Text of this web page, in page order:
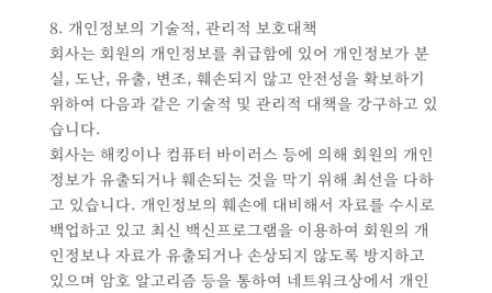
8. 개인정보의 기술적, 관리적 보호대책
회사는 회원의 개인정보를 취급함에 있어 개인정보가 분
실, 도난, 유출, 변조, 훼손되지 않고 안전성을 확보하기
위하여 다음과 같은 기술적 및 관리적 대책을 강구하고 있
습니다.
회사는 해킹이나 컴퓨터 바이러스 등에 의해 회원의 개인
정보가 유출되거나 훼손되는 것을 막기 위해 최선을 다하
고 있습니다. 개인정보의 훼손에 대비해서 자료를 수시로
백업하고 있고 최신 백신프로그램을 이용하여 회원의 개
인정보나 자료가 유출되거나 손상되지 않도록 방지하고
있으며 암호 알고리즘 등을 통하여 네트워크상에서 개인